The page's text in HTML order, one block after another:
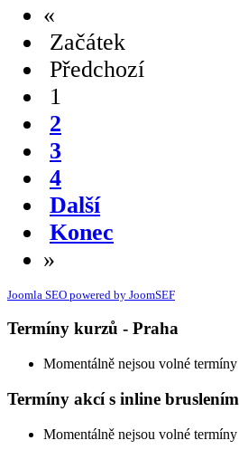
«
Začátek
Předchozí
1
2
3
4
Další
Konec
»
Joomla SEO powered by JoomSEF
Termíny kurzů - Praha
Momentálně nejsou volné termíny
Termíny akcí s inline bruslením
Momentálně nejsou volné termíny